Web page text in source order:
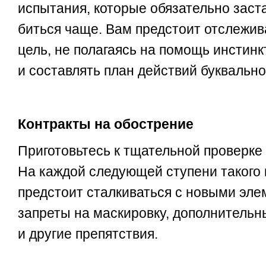
испытания, которые обязательно
биться чаще. Вам предстоит
цель, не полагаясь на помощь
и составлять план действий
Контракты на обострение
Приготовьтесь к тщательной
На каждой следующей ступени такого
предстоит сталкиваться с новыми
запреты на маскировку,
и другие препятствия.